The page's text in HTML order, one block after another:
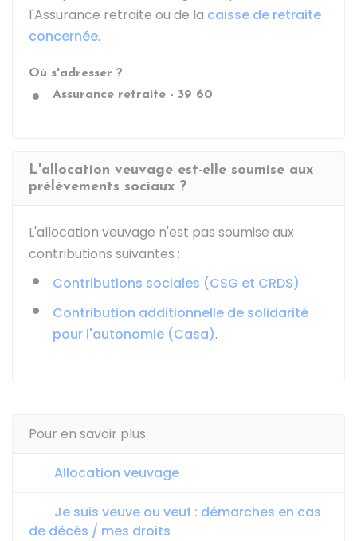
l'Assurance retraite ou de la caisse de retraite
concernée.
Où s'adresser ?
Assurance retraite - 39 60
L'allocation veuvage est-elle soumise aux
prélèvements sociaux ?
L'allocation veuvage n'est pas soumise aux
contributions suivantes :
Contributions sociales (CSG et CRDS)
Contribution additionnelle de solidarité
pour l'autonomie (Casa).
Pour en savoir plus
Allocation veuvage
Je suis veuve ou veuf : démarches en cas
de décès / mes droits